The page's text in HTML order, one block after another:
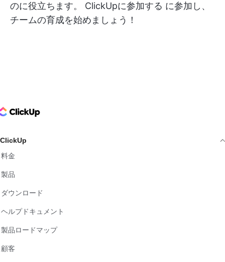
のに役立ちます。 ClickUpに参加する に参加し、
チームの育成を始めましょう！
Logo
ClickUp
料金
製品
ダウンロード
ヘルプドキュメント
製品ロードマップ
顧客